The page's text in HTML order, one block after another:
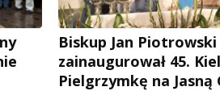
Biskup Jan Piotrowski
zainaugurował 45.
Pielgrzymkę na Jasną